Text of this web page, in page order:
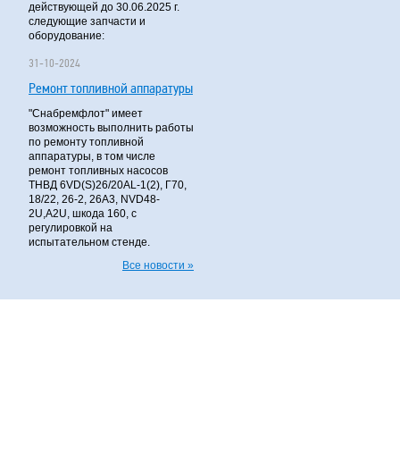
действующей до 30.06.2025 г.
следующие запчасти и
оборудование:
31-10-2024
Ремонт топливной аппаратуры
"Снабремфлот" имеет
возможность выполнить работы
по ремонту топливной
аппаратуры, в том числе
ремонт топливных насосов
ТНВД 6VD(S)26/20AL-1(2), Г70,
18/22, 26-2, 26А3, NVD48-
2U,A2U, шкода 160, с
регулировкой на
испытательном стенде.
Все новости »